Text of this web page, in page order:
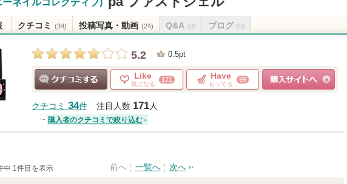
クチコミ (34) 投稿写真・動画 (24) Q&A (0) ブログ (0)
5.2 0.5pt
Like
気になる
171 Have
もってる
99
クチコミ 34件 注目人数 171人
購入者のクチコミで絞り込む
中 1件目を表示 前へ 一覧へ 次へ